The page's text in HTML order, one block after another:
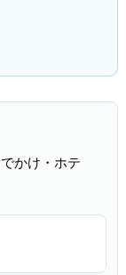
かけ・ホテ